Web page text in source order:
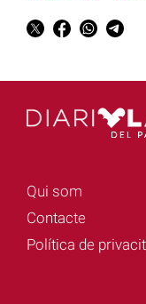
Qui som
Contacte
Política de